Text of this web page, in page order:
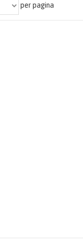
per pagina